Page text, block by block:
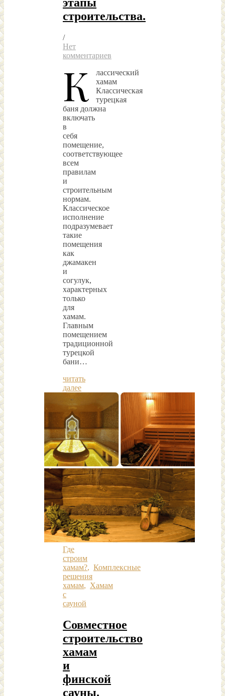
этапы
строительства.
/
Нет
комментариев
К
лассический
хамам
Классическая
турецкая
баня должна
включать
в
себя
помещение,
соответствующее
всем
правилам
и
строительным
нормам.
Классическое
исполнение
подразумевает
такие
помещения
как
джамакен
и
согулук,
характерных
только
для
хамам.
Главным
помещением
традиционной
турецкой
бани…
читать
далее
Где
строим
хамам?, Комплексные
решения
хамам, Хамам
с
сауной
Совместное
строительство
хамам
и
финской
сауны.